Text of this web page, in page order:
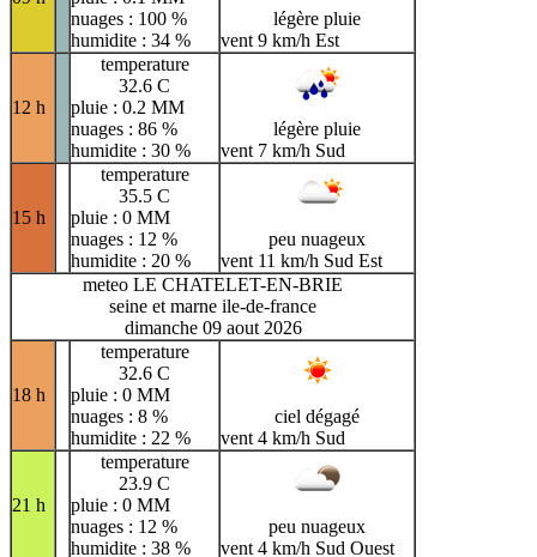
nuages : 100 %
humidite : 34 %
légère pluie
vent 9 km/h Est
12 h
temperature
32.6 C
pluie : 0.2 MM
nuages : 86 %
humidite : 30 %
légère pluie
vent 7 km/h Sud
15 h
temperature
35.5 C
pluie : 0 MM
nuages : 12 %
humidite : 20 %
peu nuageux
vent 11 km/h Sud Est
meteo LE CHATELET-EN-BRIE
seine et marne ile-de-france
dimanche 09 aout 2026
18 h
temperature
32.6 C
pluie : 0 MM
nuages : 8 %
humidite : 22 %
ciel dégagé
vent 4 km/h Sud
21 h
temperature
23.9 C
pluie : 0 MM
nuages : 12 %
humidite : 38 %
peu nuageux
vent 4 km/h Sud Ouest